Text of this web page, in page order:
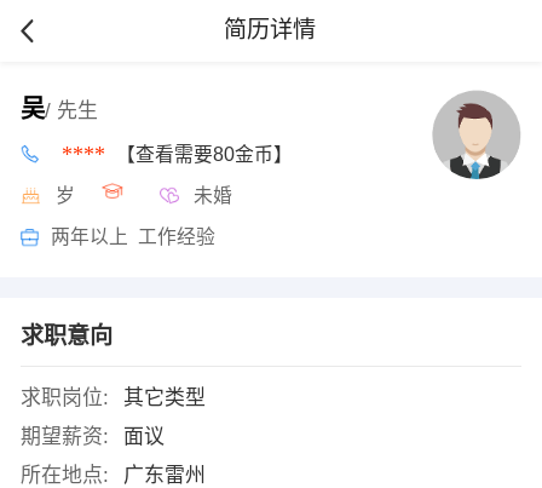
简历详情
吴/ 先生
**** 【查看需要80金币】
岁 未婚
两年以上 工作经验
求职意向
求职岗位:
其它类型
期望薪资:
面议
所在地点:
广东雷州